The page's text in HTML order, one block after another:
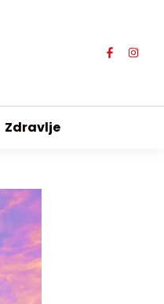
Zdravlje